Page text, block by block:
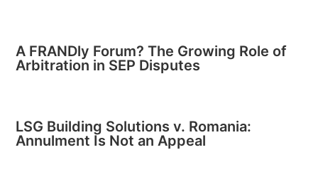
A FRANDly Forum? The Growing Role of
Arbitration in SEP Disputes
LSG Building Solutions v. Romania:
Annulment Is Not an Appeal